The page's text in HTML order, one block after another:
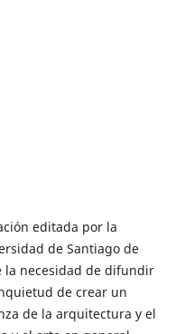
editada por la
de Santiago de
la necesidad de difundir
de crear un
de la arquitectura y el